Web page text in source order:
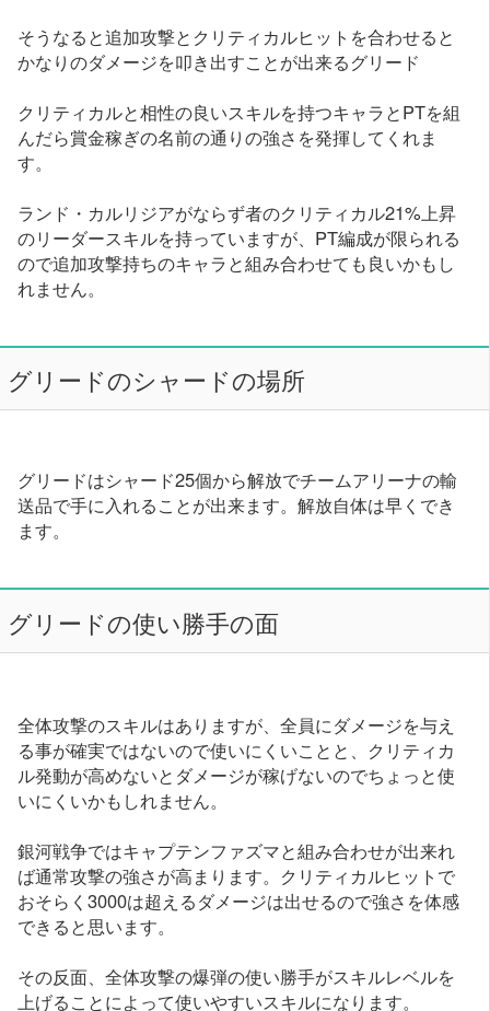
そうなると追加攻撃とクリティカルヒットを合わせると
かなりのダメージを叩き出すことが出来るグリード
クリティカルと相性の良いスキルを持つキャラとPTを組
んだら賞金稼ぎの名前の通りの強さを発揮してくれま
す。
ランド・カルリジアがならず者のクリティカル21%上昇
のリーダースキルを持っていますが、PT編成が限られる
ので追加攻撃持ちのキャラと組み合わせても良いかもし
れません。
グリードのシャードの場所
グリードはシャード25個から解放でチームアリーナの輸
送品で手に入れることが出来ます。解放自体は早くでき
ます。
グリードの使い勝手の面
全体攻撃のスキルはありますが、全員にダメージを与え
る事が確実ではないので使いにくいことと、クリティカ
ル発動が高めないとダメージが稼げないのでちょっと使
いにくいかもしれません。
銀河戦争ではキャプテンファズマと組み合わせが出来れ
ば通常攻撃の強さが高まります。クリティカルヒットで
おそらく3000は超えるダメージは出せるので強さを体感
できると思います。
その反面、全体攻撃の爆弾の使い勝手がスキルレベルを
上げることによって使いやすいスキルになります。